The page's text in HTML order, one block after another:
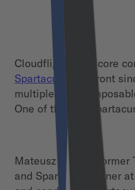
Cloudflight, as a core
Spartacus
Storefront
multiple SAP
One of them is
Mateusz Ostafil, former
and Spartacus Trainer